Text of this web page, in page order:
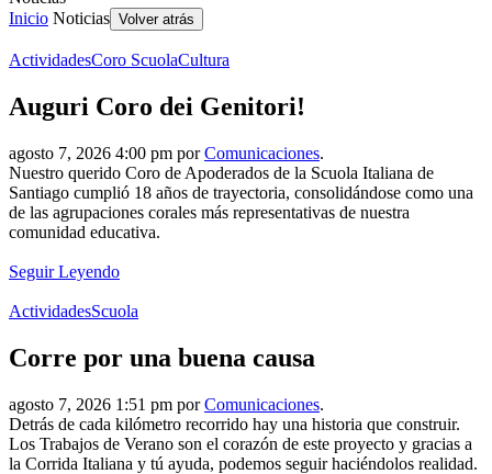
Inicio Noticias Volver atrás
ActividadesCoro ScuolaCultura
Auguri Coro dei Genitori!
agosto 7, 2026 4:00 pm porComunicaciones.
Nuestro querido Coro de Apoderados de la Scuola Italiana de
Santiago cumplió 18 años de trayectoria, consolidándose como una
de las agrupaciones corales más representativas de nuestra
comunidad educativa.
Seguir Leyendo
ActividadesScuola
Corre por una buena causa
agosto 7, 2026 1:51 pm porComunicaciones.
Detrás de cada kilómetro recorrido hay una historia que construir.
Los Trabajos de Verano son el corazón de este proyecto y gracias a
la Corrida Italiana y tú ayuda, podemos seguir haciéndolos realidad.